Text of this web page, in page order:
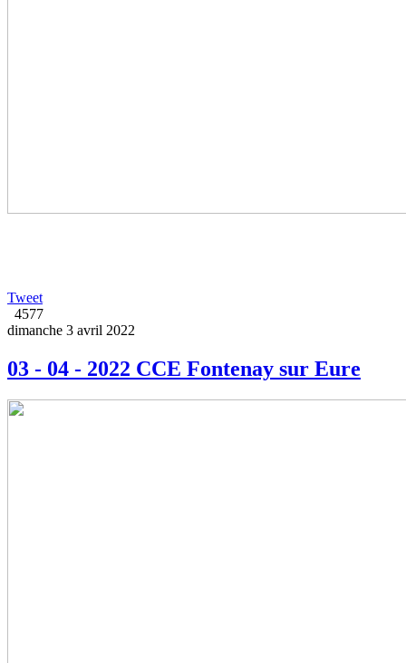
Tweet
4577
dimanche 3 avril 2022
03 - 04 - 2022 CCE Fontenay sur Eure